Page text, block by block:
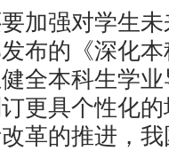
强对学生未
布的《深化
全本科生学
更具个性化
革的推进，